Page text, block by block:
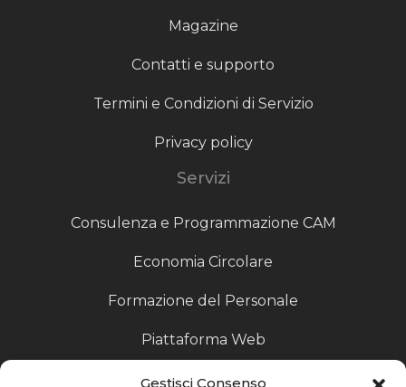
Gestisci Consenso
Magazine
Contatti e supporto
Termini e Condizioni di Servizio
Privacy policy
Servizi
Consulenza e Programmazione CAM
Economia Circolare
Formazione del Personale
Piattaforma Web
Scouting fornitori